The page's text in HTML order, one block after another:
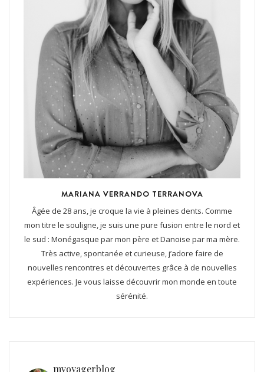
MARIANA VERRANDO TERRANOVA
Âgée de 28 ans, je croque la vie à pleines dents. Comme
mon titre le souligne, je suis une pure fusion entre le nord et
le sud : Monégasque par mon père et Danoise par ma mère.
Très active, spontanée et curieuse, j’adore faire de
nouvelles rencontres et découvertes grâce à de nouvelles
expériences. Je vous laisse découvrir mon monde en toute
sérénité.
mvoyagerblog